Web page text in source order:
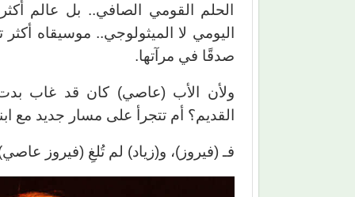
الحلم القومي الصافي.. بل عالم
اليومي لا الميثولوجي.. موسيقاه أكثر
صدقًا في مرآتها.
ولأن الأب (عاصي) كان قد غاب
القديم؟ أم تتجرأ على مسار جديد مع
فـ (فيروز)، و(زياد) لم تُلغِ (فيروز